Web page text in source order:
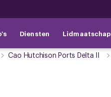
Diensten Lidmaatschap
Cao Hutchison Ports Delta II